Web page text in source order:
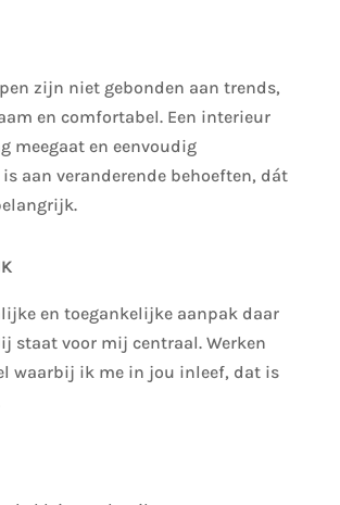
zijn niet gebonden aan trends,
en comfortabel. Een interieur
meegaat en eenvoudig
aan veranderende behoeften, dát
en toegankelijke aanpak daar
staat voor mij centraal. Werken
waarbij ik me in jou inleef, dat is